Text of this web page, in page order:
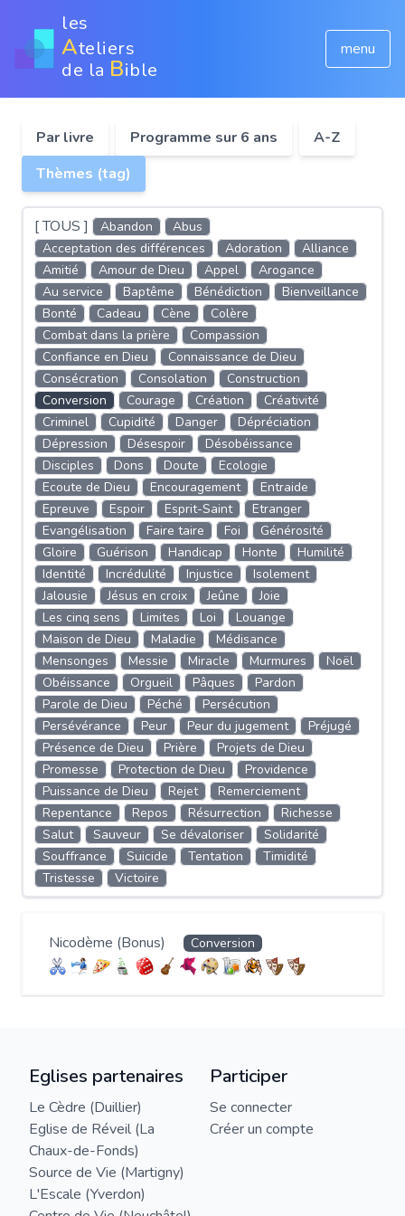
les
Ateliers
de la Bible
menu
Par livre Programme sur 6 ans
A-Z
Thèmes (tag)
[ TOUS ] Abandon
Abus
Acceptation des différences
Adoration
Alliance
Amitié
Amour de Dieu Appel
Arogance
Au service
Baptême Bénédiction
Bienveillance
Bonté
Cadeau Cène
Colère
Combat dans la prière
Compassion
Confiance en Dieu
Connaissance de Dieu
Consécration
Consolation
Construction
Conversion
Courage Création
Créativité
Criminel
Cupidité Danger
Dépréciation
Dépression
Désespoir
Désobéissance
Disciples
Dons Doute
Ecologie
Ecoute de Dieu
Encouragement
Entraide
Epreuve
Espoir Esprit-Saint
Etranger
Evangélisation
Faire taire Foi
Générosité
Gloire
Guérison Handicap Honte
Humilité
Identité
Incrédulité Injustice
Isolement
Jalousie
Jésus en croix Jeûne
Joie
Les cinq sens
Limites Loi
Louange
Maison de Dieu
Maladie
Médisance
Mensonges
Messie Miracle Murmures
Noël
Obéissance
Orgueil Pâques
Pardon
Parole de Dieu
Péché
Persécution
Persévérance
Peur Peur du jugement
Préjugé
Présence de Dieu
Prière
Projets de Dieu
Promesse
Protection de Dieu
Providence
Puissance de Dieu
Rejet
Remerciement
Repentance
Repos Résurrection
Richesse
Salut
Sauveur Se dévaloriser
Solidarité
Souffrance
Suicide Tentation
Timidité
Tristesse
Victoire
Nicodème (Bonus) Conversion
Eglises partenaires
Le Cèdre (Duillier)
Eglise de Réveil (La
Chaux-de-Fonds)
Source de Vie (Martigny)
L'Escale (Yverdon)
Participer
Se connecter
Créer un compte